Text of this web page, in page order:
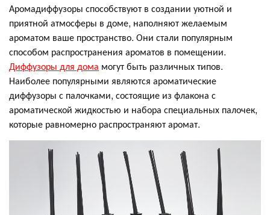
Аромадиффузоры способствуют в создании уютной и
приятной атмосферы в доме, наполняют желаемым
ароматом ваше пространство. Они стали популярным
способом распространения ароматов в помещении.
Диффузоры для дома могут быть различных типов.
Наиболее популярными являются ароматические
диффузоры с палочками, состоящие из флакона с
ароматической жидкостью и набора специальных палочек,
которые равномерно распространяют аромат.